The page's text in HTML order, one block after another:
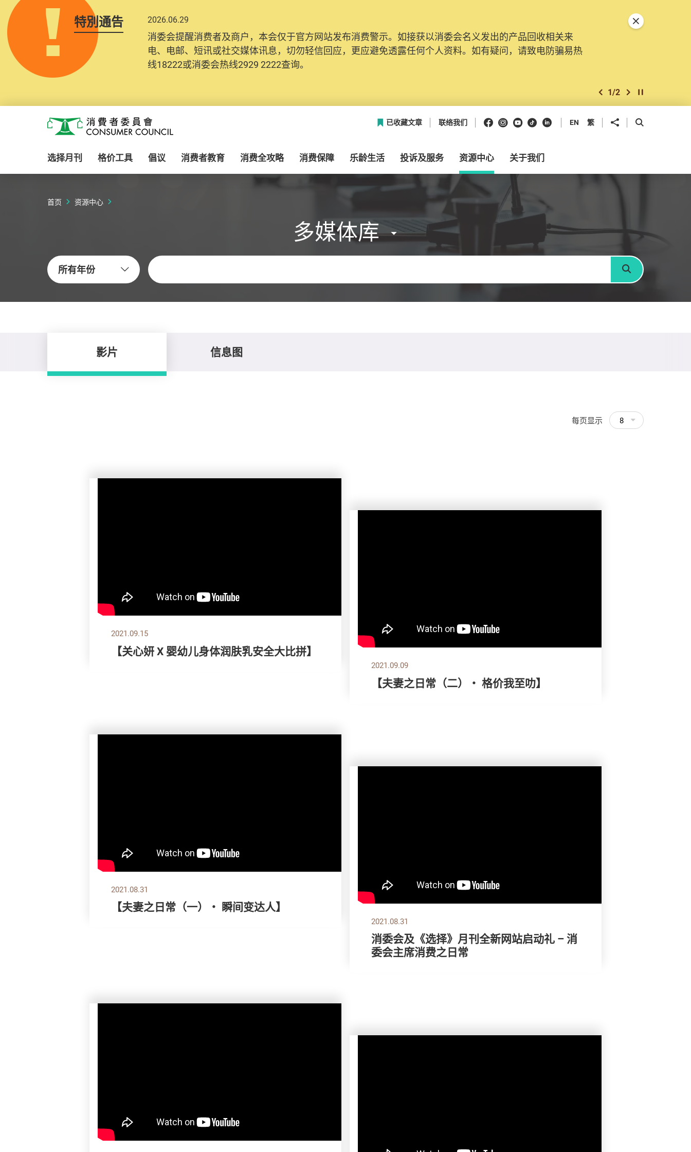
特別通告 2026.06.29
消委会提醒消费者及商户，本会仅于官方网站发布消费警示。如接获以消委会名义发出的产品回收相关来
电、电邮、短讯或社交媒体讯息，切勿轻信回应，更应避免透露任何个人资料。如有疑问，请致电防骗易热
线18222或消委会热线2929 2222查询。
2025.10.31
为提升使用者体验及网络安全，本会的投诉处理系统已经进行升级及推出新功能。由2025年11月10日起，
消费者需要提供基本联络资料（包括姓名、电邮及电话）注册帐户，才可提交投诉、查询及建议。所有提交
纪录将清晰整合于帐户中，方便日后作出跟进。
上一个
2/2 下一个开始/暂停幻灯
关闭特別通告
消费者委员会
已收藏文章 联络我们 Facebook
Instagram
Youtube
抖音领英 EN 繁 分享到 开启搜寻框
选择月刊 格价工具 倡议 消费者教育 消费全攻略 消费保障 乐龄生活 投诉及服务 资源中心 关于我们
首页 资源中心
多媒体库
所有年份
关键字
搜寻
影片 信息图
每页显示 8
2021.09.15
【关心妍 X 婴幼儿身体润肤乳安全大比拼】
2021.09.09
【夫妻之日常（二）・ 格价我至叻】
2021.08.31
【夫妻之日常（一）・ 瞬间变达人】
2021.08.31
消委会及《选择》月刊全新网站启动礼 – 消
委会主席消费之日常